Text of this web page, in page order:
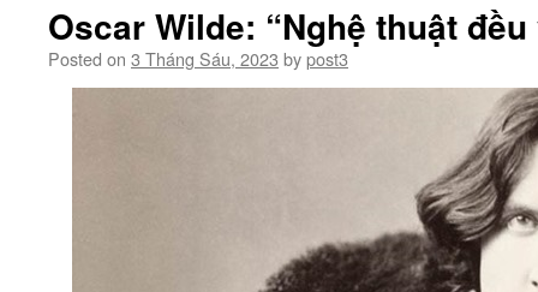
Oscar Wilde: “Nghệ thuật
Posted on 3 Tháng Sáu, 2023 bypost3